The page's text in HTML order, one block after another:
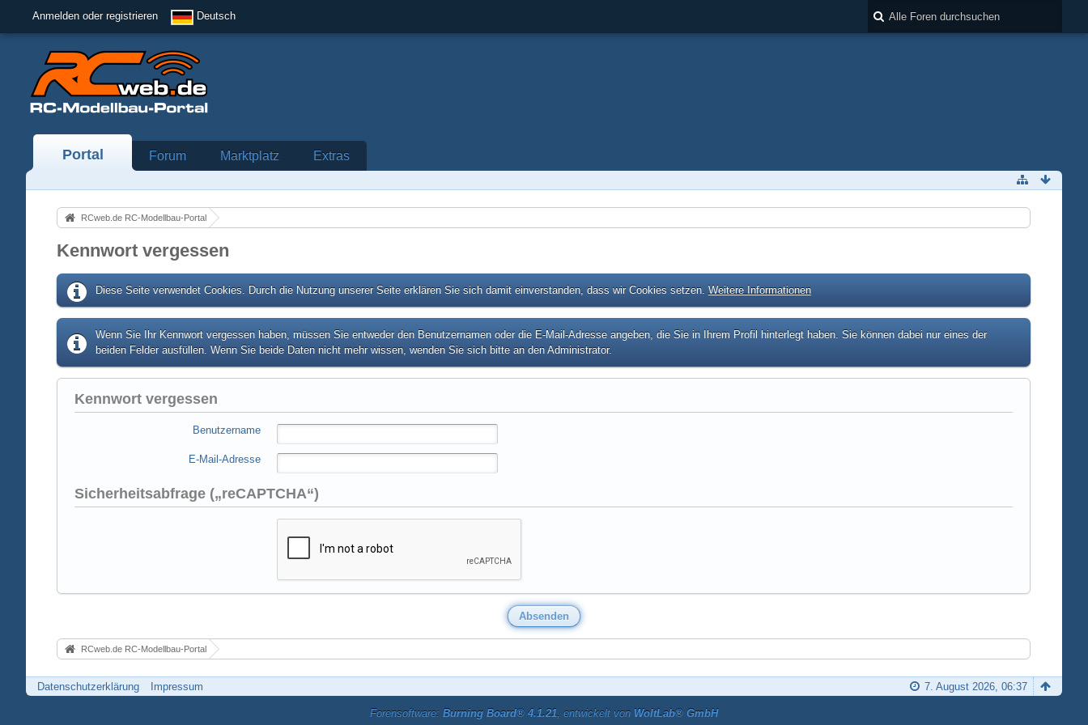
Anmelden oder registrieren Deutsch
Portal Forum Marktplatz Extras
RCweb.de RC-Modellbau-Portal
Kennwort vergessen
Diese Seite verwendet Cookies. Durch die Nutzung unserer Seite erklären Sie sich damit einverstanden, dass wir Cookies setzen. Weitere Informationen
Wenn Sie Ihr Kennwort vergessen haben, müssen Sie entweder den Benutzernamen oder die E-Mail-Adresse angeben, die Sie in Ihrem Profil hinterlegt haben. Sie können dabei nur eines der
beiden Felder ausfüllen. Wenn Sie beide Daten nicht mehr wissen, wenden Sie sich bitte an den Administrator.
Kennwort vergessen
Benutzername
E-Mail-Adresse
Sicherheitsabfrage („reCAPTCHA“)
RCweb.de RC-Modellbau-Portal
Datenschutzerklärung Impressum 7. August 2026, 06:37
Forensoftware: Burning Board® 4.1.21, entwickelt von WoltLab® GmbH